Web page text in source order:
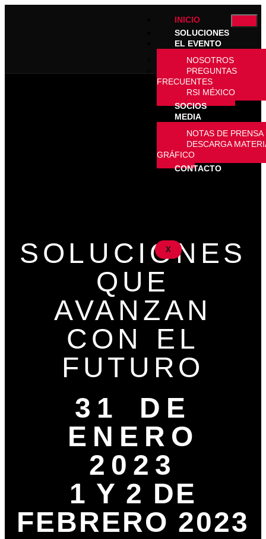
INICIO
SOLUCIONES
EL EVENTO
NOSOTROS
PREGUNTAS
FRECUENTES
RSI MÉXICO
SOCIOS
MEDIA
NOTAS DE PRENSA
DESCARGA
GRÁFICO
CONTACTO
X
SOLUCIONES
QUE
AVANZAN
CON EL
FUTURO
31 DE
ENERO
2023
1 Y 2 DE
FEBRERO 2023